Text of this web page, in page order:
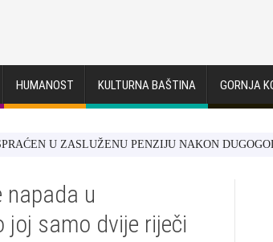
HUMANOST KULTURNA BAŠTINA GORNJA
U ZASLUŽENU PENZIJU NAKON
napada u
joj samo dvije riječi